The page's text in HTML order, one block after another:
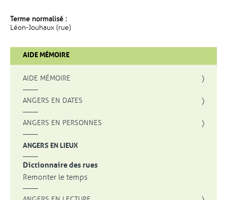
Terme normalisé :
Léon-Jouhaux (rue)
AIDE MÉMOIRE
AIDE MÉMOIRE
ANGERS EN DATES
ANGERS EN PERSONNES
ANGERS EN LIEUX
Dictionnaire des rues
Remonter le temps